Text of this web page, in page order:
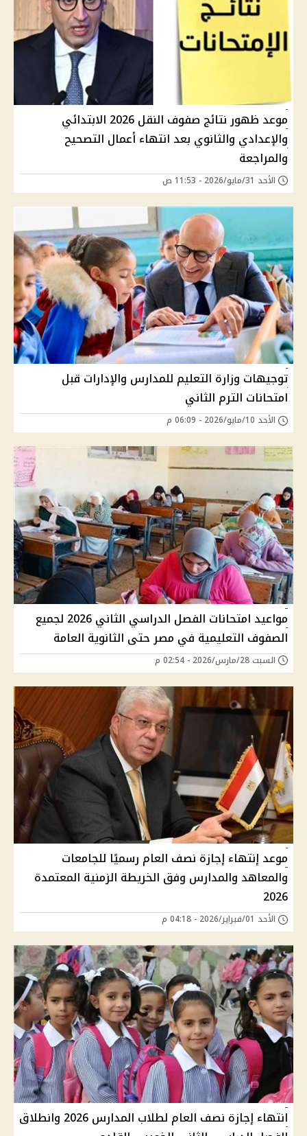
موعد ظهور نتائج صفوف النقل 2026 الابتدائي
والإعدادي والثانوي بعد انتهاء أعمال التصحيح
والمراجعة
الأحد 31/مايو/2026 - 11:53 ص
توجيهات وزارة التعليم للمدارس والإدارات قبل
امتحانات الترم الثاني
الأحد 10/مايو/2026 - 06:09 م
مواعيد امتحانات الفصل الدراسي الثاني 2026 لجميع
الصفوف التعليمية في مصر حتى الثانوية العامة
السبت 28/مارس/2026 - 02:54 م
موعد إنتهاء إجازة نصف العام رسميًا للجامعات
والمعاهد والمدارس وفق الخريطة الزمنية المعتمدة
2026
الأحد 01/فبراير/2026 - 04:18 م
انتهاء إجازة نصف العام لطلاب المدارس 2026 وانطلاق